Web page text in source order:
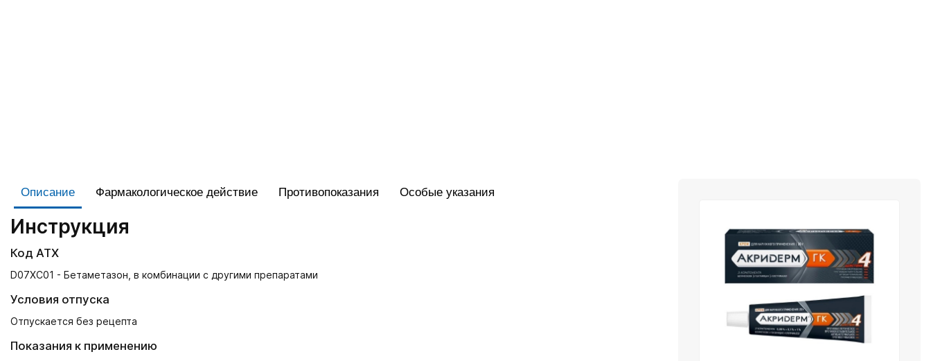
Описание Фармакологическое действие Противопоказания Особые указания
Инструкция
Код АТХ
D07XC01 - Бетаметазон, в комбинации с другими препаратами
Условия отпуска
Отпускается без рецепта
Показания к применению